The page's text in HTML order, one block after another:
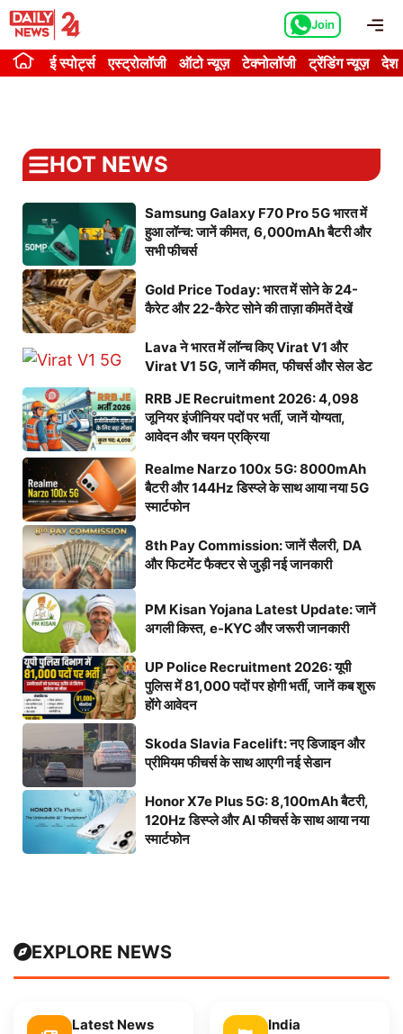
Skip
content
Join
ई स्पोर्ट्स एस्ट्रोलॉजी ऑटो न्यूज़ टेक्नोलॉजी ट्रेंडिंग न्यूज़ देश
HOT NEWS
Samsung Galaxy F70 Pro 5G भारत में
हुआ लॉन्च: जानें कीमत, 6,000mAh बैटरी और
सभी फीचर्स
Gold Price Today: भारत में सोने के 24-
कैरेट और 22-कैरेट सोने की ताज़ा कीमतें देखें
Lava ने भारत में लॉन्च किए Virat V1 और
Virat V1 5G, जानें कीमत, फीचर्स और सेल डेट
RRB JE Recruitment 2026: 4,098
जूनियर इंजीनियर पदों पर भर्ती, जानें योग्यता,
आवेदन और चयन प्रक्रिया
Realme Narzo 100x 5G: 8000mAh
बैटरी और 144Hz डिस्प्ले के साथ आया नया 5G
स्मार्टफोन
8th Pay Commission: जानें सैलरी, DA
और फिटमेंट फैक्टर से जुड़ी नई जानकारी
PM Kisan Yojana Latest Update: जानें
अगली किस्त, e-KYC और जरूरी जानकारी
UP Police Recruitment 2026: यूपी
पुलिस में 81,000 पदों पर होगी भर्ती, जानें कब शुरू
होंगे आवेदन
Skoda Slavia Facelift: नए डिजाइन और
प्रीमियम फीचर्स के साथ आएगी नई सेडान
Honor X7e Plus 5G: 8,100mAh बैटरी,
120Hz डिस्प्ले और AI फीचर्स के साथ आया नया
स्मार्टफोन
EXPLORE NEWS
Latest News India